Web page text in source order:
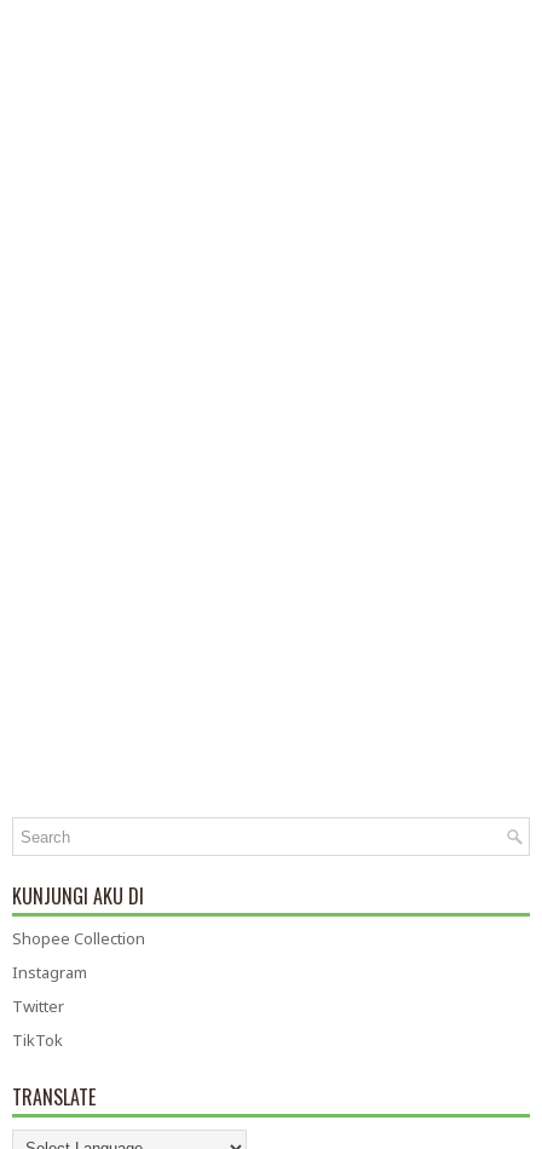
KUNJUNGI AKU DI
Shopee Collection
Instagram
Twitter
TikTok
TRANSLATE